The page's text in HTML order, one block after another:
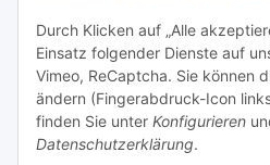
Durch Klicken auf „Alle
Einsatz folgender Dienste auf
Vimeo, ReCaptcha. Sie können
ändern (Fingerabdruck-Icon
finden Sie unter Konfigurieren
Datenschutzerklärung.
Informationen
Gesetzliche Informationen